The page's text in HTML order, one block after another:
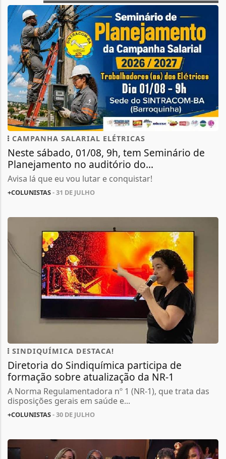
CAMPANHA SALARIAL ELÉTRICAS
Neste sábado, 01/08, 9h, tem Seminário de
Planejamento no auditório do...
Avisa lá que eu vou lutar e conquistar!
+COLUNISTAS- 31 DE JULHO
SINDIQUÍMICA DESTACA!
Diretoria do Sindiquímica participa de
formação sobre atualização da NR-1
A Norma Regulamentadora nº 1 (NR-1), que trata das
disposições gerais em saúde e...
+COLUNISTAS- 30 DE JULHO